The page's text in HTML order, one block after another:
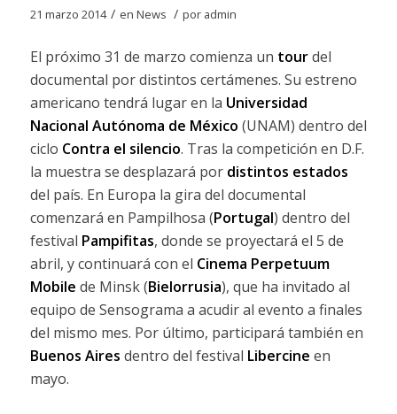
21 marzo 2014 / en News / por admin
El próximo 31 de marzo comienza un tourdel
documental por distintos certámenes. Su estreno
americano tendrá lugar en la Universidad
Nacional Autónoma de México (UNAM) dentro del
ciclo Contra el silencio. Tras la competición en D.F.
la muestra se desplazará por distintos estados
del país. En Europa la gira del documental
comenzará en Pampilhosa (Portugal) dentro del
festival Pampifitas, donde se proyectará el 5 de
abril, y continuará con el Cinema Perpetuum
Mobile de Minsk (Bielorrusia), que ha invitado al
equipo de Sensograma a acudir al evento a finales
del mismo mes. Por último, participará también en
Buenos Aires dentro del festival Libercine en
mayo.